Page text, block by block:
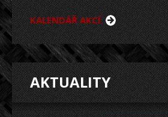
KALENDÁŘ AKCÍ
AKTUALITY